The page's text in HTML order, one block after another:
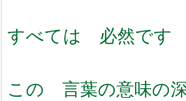
すべては 必然です
この 言葉の意味の